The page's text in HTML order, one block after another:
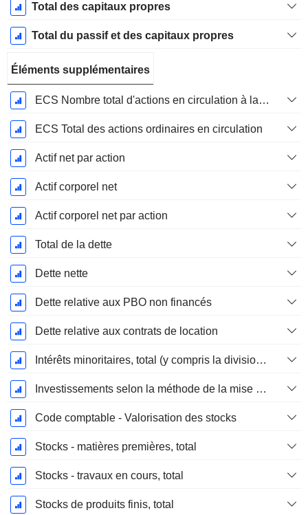
Total des capitaux propres
Total du passif et des capitaux propres
Éléments supplémentaires
ECS Nombre total d'actions en circulation à la date de dépôt
ECS Total des actions ordinaires en circulation
Actif net par action
Actif corporel net
Actif corporel net par action
Total de la dette
Dette nette
Dette relative aux PBO non financés
Dette relative aux contrats de location
Intérêts minoritaires, total (y compris la division financière)
Investissements selon la méthode de la mise en équivalence, total
Code comptable - Valorisation des stocks
Stocks - matières premières, total
Stocks - travaux en cours, total
Stocks de produits finis, total